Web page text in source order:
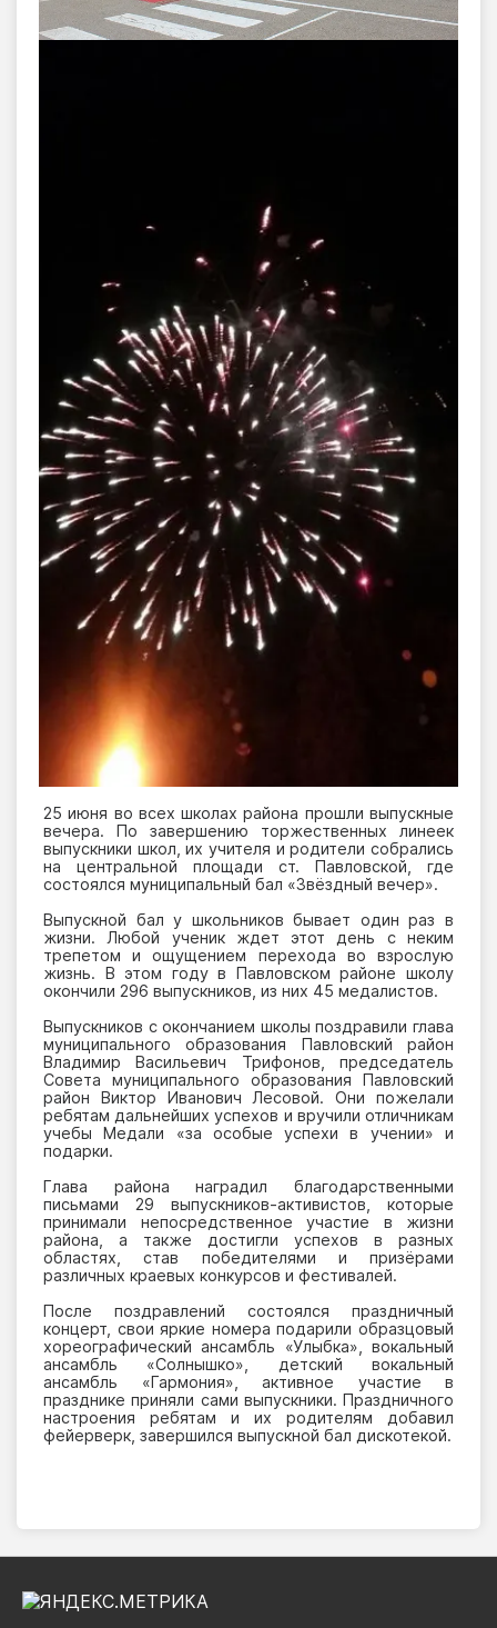
25 июня во всех школах района прошли выпускные
вечера. По завершению торжественных линеек
выпускники школ, их учителя и родители собрались
на центральной площади ст. Павловской, где
состоялся муниципальный бал «Звёздный вечер».
Выпускной бал у школьников бывает один раз в
жизни. Любой ученик ждет этот день с неким
трепетом и ощущением перехода во взрослую
жизнь. В этом году в Павловском районе школу
окончили 296 выпускников, из них 45 медалистов.
Выпускников с окончанием школы поздравили глава
муниципального образования Павловский район
Владимир Васильевич Трифонов, председатель
Совета муниципального образования Павловский
район Виктор Иванович Лесовой. Они пожелали
ребятам дальнейших успехов и вручили отличникам
учебы Медали «за особые успехи в учении» и
подарки.
Глава района наградил благодарственными
письмами 29 выпускников-активистов, которые
принимали непосредственное участие в жизни
района, а также достигли успехов в разных
областях, став победителями и призёрами
различных краевых конкурсов и фестивалей.
После поздравлений состоялся праздничный
концерт, свои яркие номера подарили образцовый
хореографический ансамбль «Улыбка», вокальный
ансамбль «Солнышко», детский вокальный
ансамбль «Гармония», активное участие в
празднике приняли сами выпускники. Праздничного
настроения ребятам и их родителям добавил
фейерверк, завершился выпускной бал дискотекой.